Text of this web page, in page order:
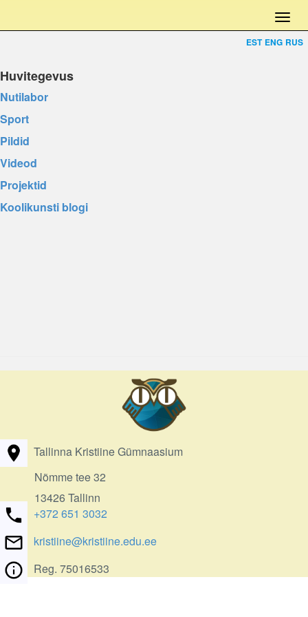
EST ENG RUS
Huvitegevus
Nutilabor
Sport
Pildid
Videod
Projektid
Koolikunsti blogi
Tallinna Kristiine Gümnaasium
Nõmme tee 32
13426 Tallinn
+372 651 3032
kristiine@kristiine.edu.ee
Reg. 75016533